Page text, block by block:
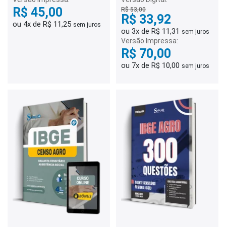
R$ 45,00
ou 4x de R$ 11,25 sem juros
R$ 53,00
R$ 33,92
ou 3x de R$ 11,31 sem juros
Versão Impressa:
R$ 70,00
ou 7x de R$ 10,00 sem juros